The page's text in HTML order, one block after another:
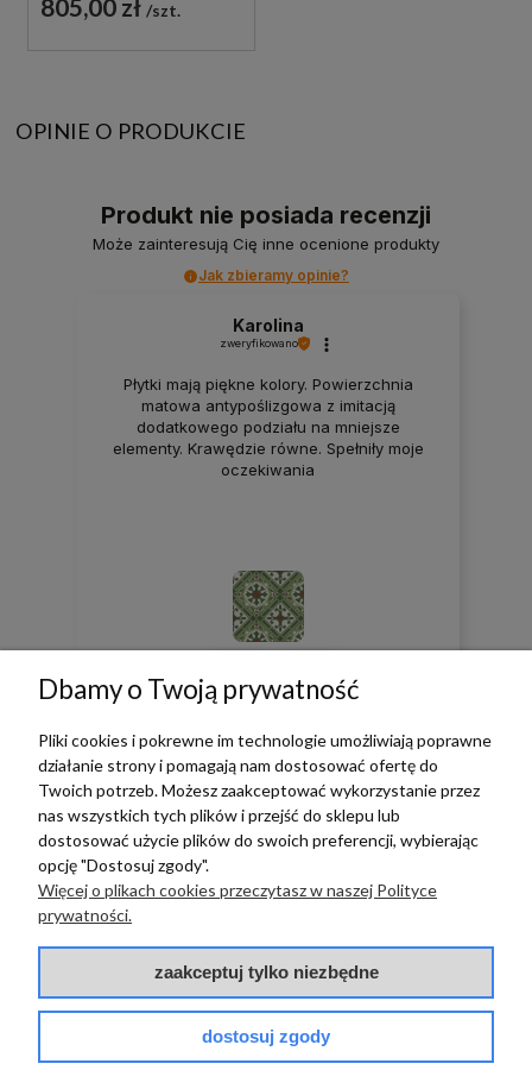
805,00 zł szt.
OPINIE O PRODUKCIE
Produkt nie posiada recenzji
Może zainteresują Cię inne ocenione produkty
Jak zbieramy opinie?
Karolina
zweryfikowano
Płytki mają piękne kolory. Powierzchnia
matowa antypoślizgowa z imitacją
dodatkowego podziału na mniejsze
elementy. Krawędzie równe. Spełniły moje
oczekiwania
zebranych i zweryfikowanych przez
BAZA WIEDZY
PŁATNOŚCI I DOSTAWA
Dbamy o Twoją prywatność
Pliki cookies i pokrewne im technologie umożliwiają poprawne
działanie strony i pomagają nam dostosować ofertę do
Twoich potrzeb. Możesz zaakceptować wykorzystanie przez
nas wszystkich tych plików i przejść do sklepu lub
dostosować użycie plików do swoich preferencji, wybierając
opcję "Dostosuj zgody".
Więcej o plikach cookies przeczytasz w naszej Polityce
prywatności.
zaakceptuj tylko niezbędne
dostosuj zgody